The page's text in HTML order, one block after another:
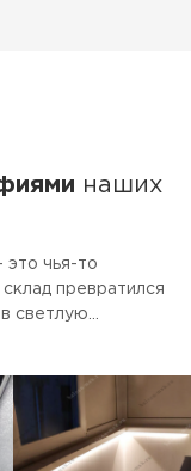
наших
чья-то
превратился
светлую
сделаем так же.